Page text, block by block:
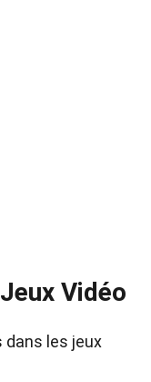
Vidéo
dans les jeux